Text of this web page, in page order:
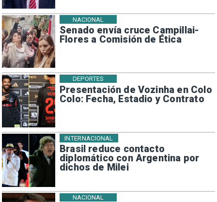
Senado envía cruce Campillai-
Flores a Comisión de Ética
NACIONAL
Presentación de Vozinha en Colo
Colo: Fecha, Estadio y Contrato
DEPORTES
Brasil reduce contacto
diplomático con Argentina por
dichos de Milei
INTERNACIONAL
NACIONAL